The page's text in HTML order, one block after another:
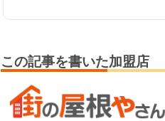
この記事を書いた加盟店